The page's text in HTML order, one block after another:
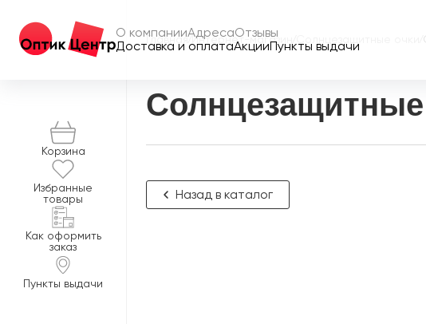
О компанииАдресаОтзывы
Доставка и оплатаАкцииПункты выдачи
Корзина
Избранные
товары
Как оформить
заказ
Пункты выдачи
Главная/ Интернет-магазин
Солнцезащитные
Назад в каталог